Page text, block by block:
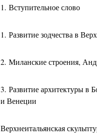
1. Вступительное слово
1. Развитие зодчества в
2. Миланские строения,
3. Развитие архитектуры в
и Венеции
Верхнеитальянская